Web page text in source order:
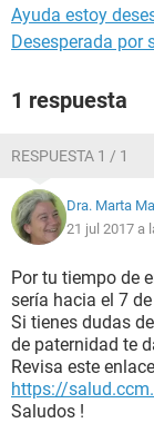
Ayuda estoy
Desesperada por
1 respuesta
RESPUESTA 1 / 1
Dra. Marta
21 jul 2017 a
Por tu tiempo de
sería hacia el 7
Si tienes dudas
de paternidad te
Revisa este enlace
https://
Saludos !